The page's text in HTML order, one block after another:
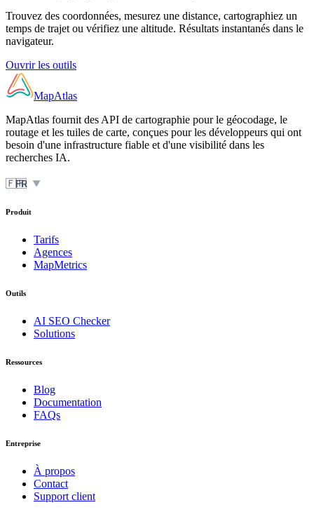
Trouvez des coordonnées, mesurez une distance, cartographiez un
temps de trajet ou vérifiez une altitude. Résultats instantanés dans le
navigateur.
Ouvrir les outils
MapAtlas
MapAtlas fournit des API de cartographie pour le géocodage, le
routage et les tuiles de carte, conçues pour les développeurs qui ont
besoin d'une infrastructure fiable et d'une visibilité dans les
recherches IA.
🇫🇷
FR ▼
Produit
Tarifs
Agences
MapMetrics
Outils
AI SEO Checker
Solutions
Ressources
Blog
Documentation
FAQs
Entreprise
À propos
Contact
Support client